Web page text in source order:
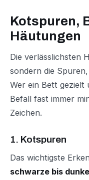
Kotspuren,
Häutungen
Die verlässlichsten
sondern die
Wer ein Bett gezielt
Befall fast immer
Zeichen.
1. Kotspuren
Das wichtigste
schwarze bis